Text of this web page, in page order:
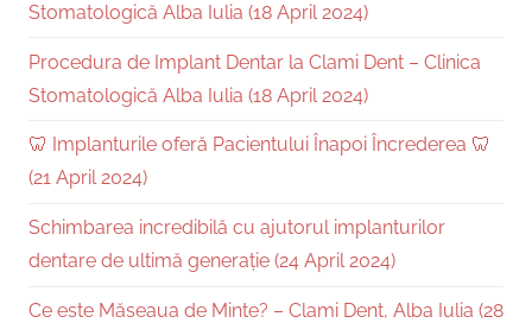
Stomatologică Alba Iulia (18 April 2024)
Procedura de Implant Dentar la Clami Dent – Clinica
Stomatologică Alba Iulia (18 April 2024)
🦷 Implanturile oferă Pacientului Înapoi Încrederea 🦷
(21 April 2024)
Schimbarea incredibilă cu ajutorul implanturilor
dentare de ultimă generație (24 April 2024)
Ce este Măseaua de Minte? – Clami Dent, Alba Iulia (28